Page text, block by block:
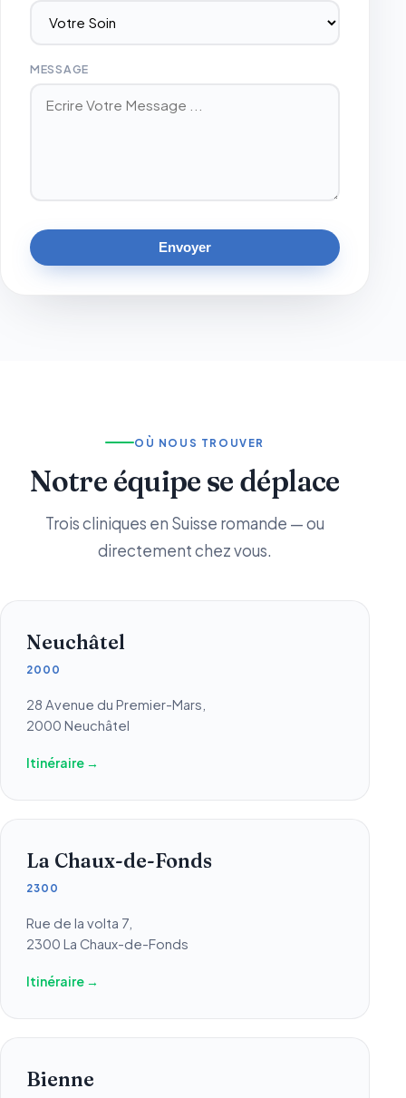
MESSAGE
Envoyer
OÙ NOUS TROUVER
Notre équipe se déplace
Trois cliniques en Suisse romande — ou
directement chez vous.
Neuchâtel
2000
28 Avenue du Premier-Mars,
2000 Neuchâtel
Itinéraire →
La Chaux-de-Fonds
2300
Rue de la volta 7,
2300 La Chaux-de-Fonds
Itinéraire →
Bienne